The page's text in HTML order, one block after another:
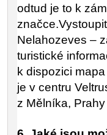
odtud je to k
Nelahozeves –
turistické
k dispozici
je v centru
z Mělníka,